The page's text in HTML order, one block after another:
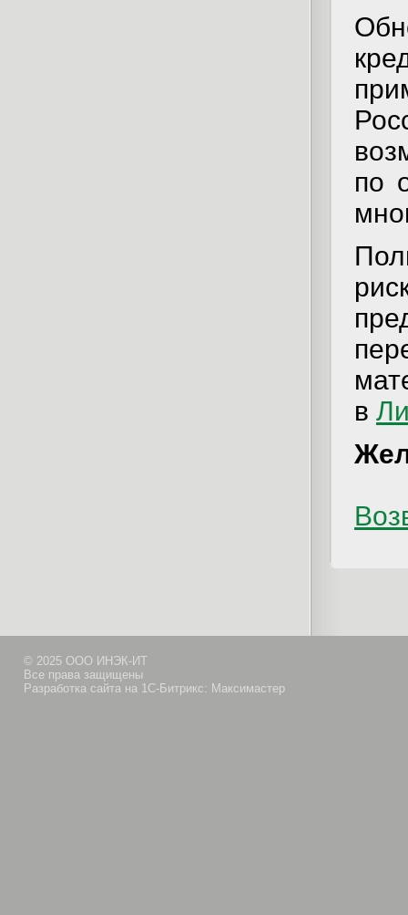
по
в
© 2025 ООО ИНЭК-ИТ
Все права защищены
Разработка сайта на 1С-Битрикс: Максимастер